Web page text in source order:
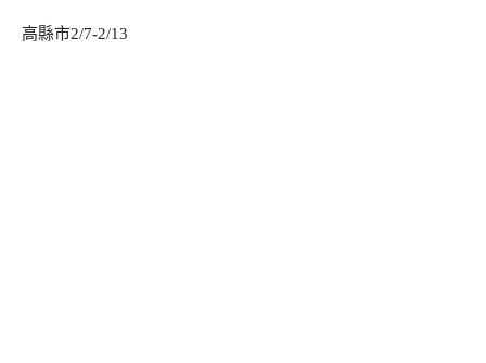
高縣市2/7-2/13